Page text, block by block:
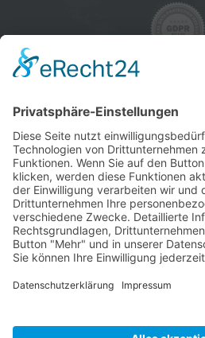
Produkte
Webhosting
Reseller Hosting
Server/VPS
SSL Zertifikate
Hosted Exchange /
Microsoft 365
FAQ